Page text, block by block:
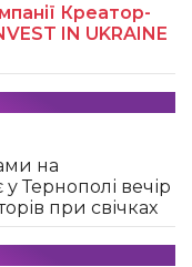
Креатор-
IN UKRAINE
на
Тернополі вечір
при свічках